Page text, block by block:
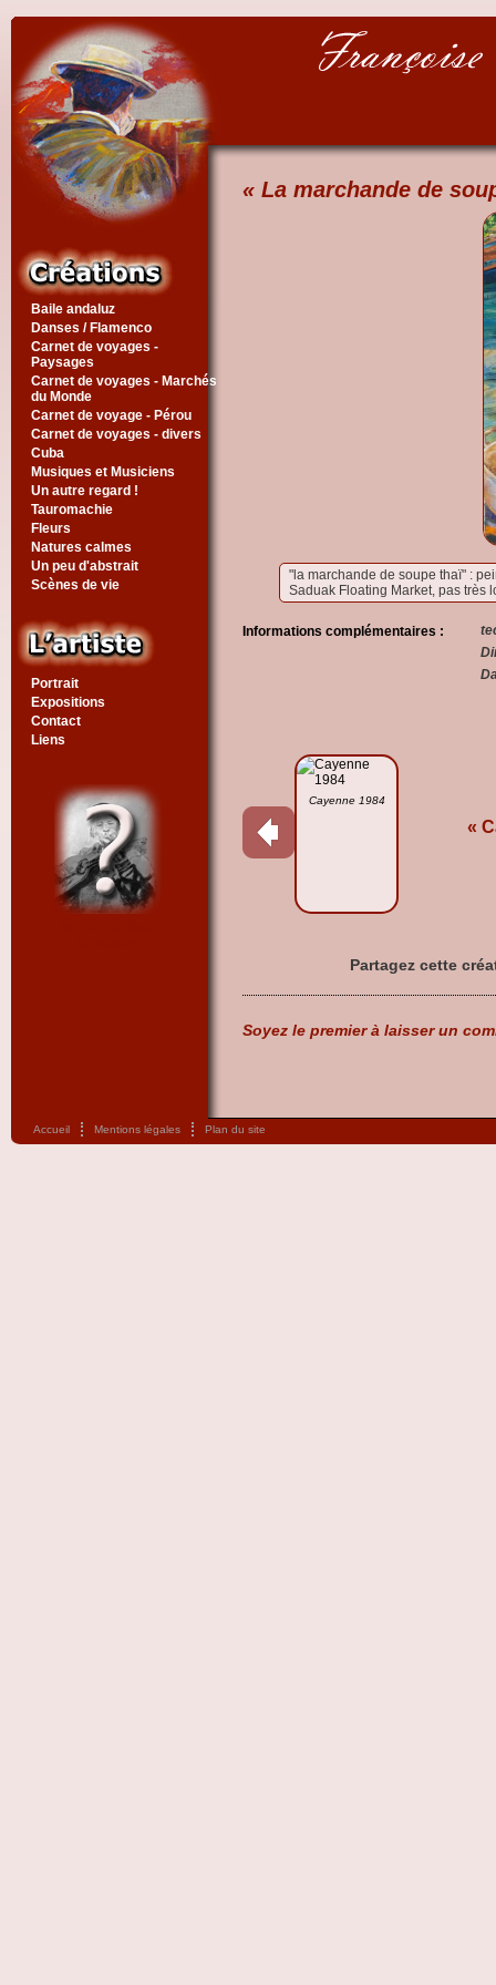
Baile andaluz
Danses / Flamenco
Carnet de voyages -
Paysages
Carnet de voyages - Marchés
du Monde
Carnet de voyage - Pérou
Carnet de voyages - divers
Cuba
Musiques et Musiciens
Un autre regard !
Tauromachie
Fleurs
Natures calmes
Un peu d'abstrait
Scènes de vie
Portrait
Expositions
Contact
Liens
« La marchande de
"la marchande de soupe thaï" :
Saduak Floating Market, pas très
Informations complémentaires :
Cayenne 1984
«
Partagez cette
Soyez le premier à laisser un
Accueil Mentions légales Plan du site